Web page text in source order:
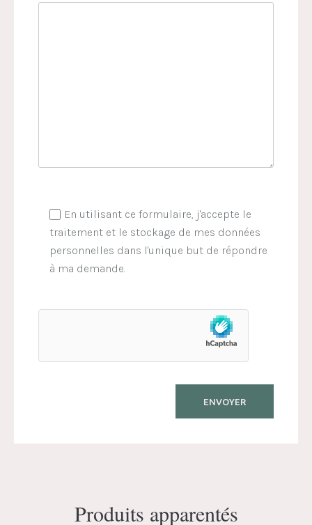
En utilisant ce formulaire, j'accepte le
traitement et le stockage de mes données
personnelles dans l'unique but de répondre
à ma demande.
Produits apparentés